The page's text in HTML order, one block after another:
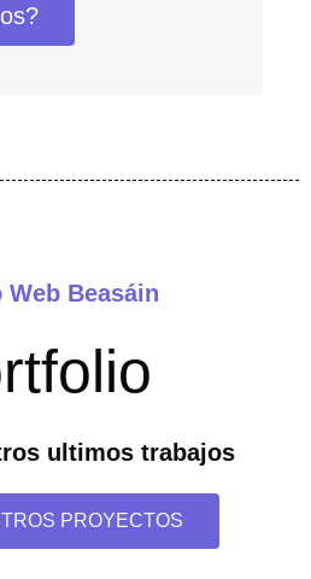
Web Beasáin
ultimos trabajos
PROYECTOS